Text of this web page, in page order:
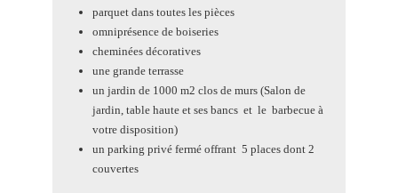
parquet dans toutes les pièces
omniprésence de boiseries
cheminées décoratives
une grande terrasse
un jardin de 1000 m2 clos de murs (Salon de
jardin, table haute et ses bancs et le barbecue à
votre disposition)
un parking privé fermé offrant 5 places dont 2
couvertes